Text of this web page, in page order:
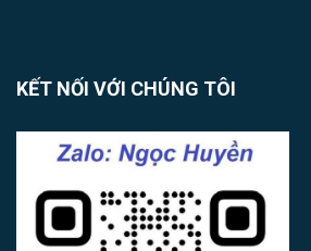
KẾT NỐI VỚI CHÚNG TÔI